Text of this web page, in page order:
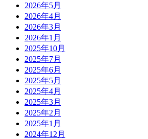
2026年5月
2026年4月
2026年3月
2026年1月
2025年10月
2025年7月
2025年6月
2025年5月
2025年4月
2025年3月
2025年2月
2025年1月
2024年12月